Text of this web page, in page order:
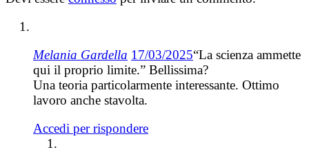
Melania Gardella 17/03/2025“La scienza ammette
qui il proprio limite.” Bellissima?
Una teoria particolarmente interessante. Ottimo
lavoro anche stavolta.
Accedi per rispondere